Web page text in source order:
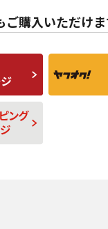
ん
な中古
C
ら
つ傷が
な中古
残
購入いただけま